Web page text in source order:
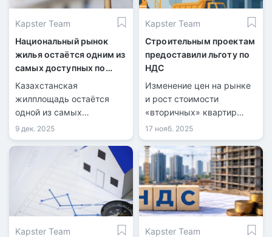
Kapster Team
Национальный рынок
жилья остаётся одним из
самых доступных по
сравнению с мировым
Казахстанская
жилплощадь остаётся
одной из самых
доступных.
9 дек. 2025
Kapster Team
Строительным проектам
предоставили льготу по
НДС
Изменение цен на рынке
и рост стоимости
«вторичных» квартир
после 2026 года.
17 нояб. 2025
Kapster Team
Kapster Team